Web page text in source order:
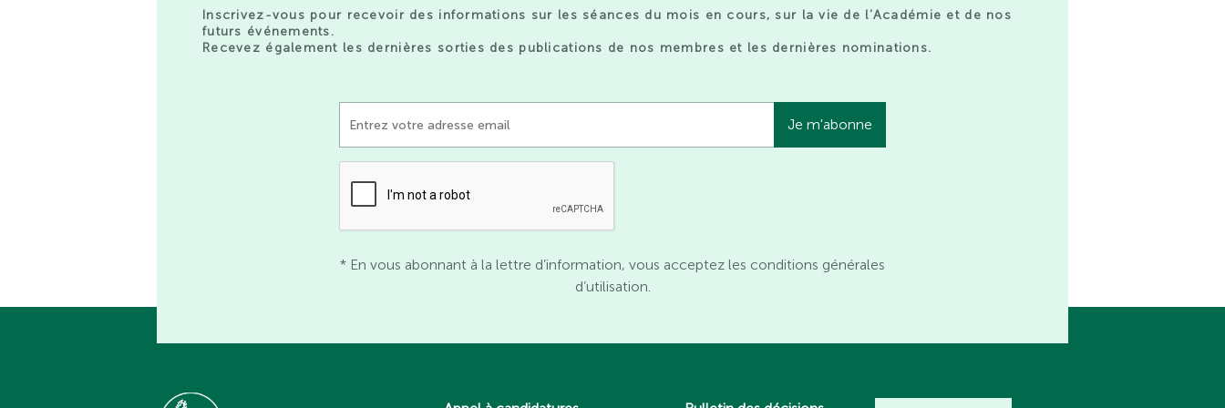
Inscrivez-vous pour recevoir des informations sur les séances du mois en cours, sur la vie de l’Académie et de nos
futurs événements.
Recevez également les dernières sorties des publications de nos membres et les dernières nominations.
* En vous abonnant à la lettre d’information, vous acceptez les conditions générales
d’utilisation.